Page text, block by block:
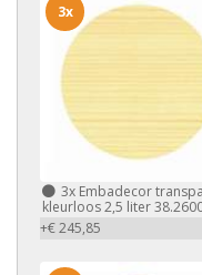
3x Embadecor
kleurloos 2,5 liter
+€ 245,85
3x